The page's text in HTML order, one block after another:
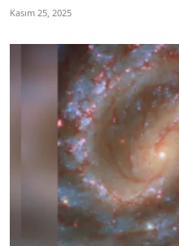
Kasım 25, 2025